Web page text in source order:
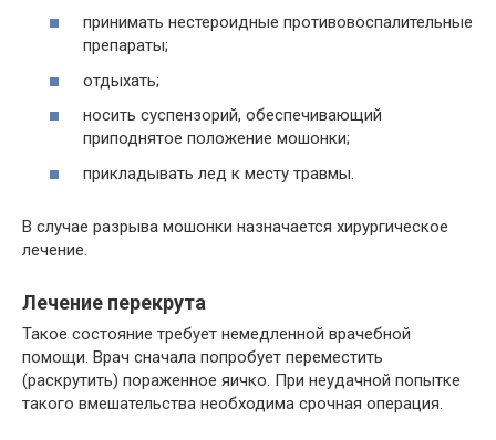
принимать нестероидные противовоспалительные
препараты;
отдыхать;
носить суспензорий, обеспечивающий
приподнятое положение мошонки;
прикладывать лед к месту травмы.
В случае разрыва мошонки назначается хирургическое
лечение.
Лечение перекрута
Такое состояние требует немедленной врачебной
помощи. Врач сначала попробует переместить
(раскрутить) пораженное яичко. При неудачной попытке
такого вмешательства необходима срочная операция.